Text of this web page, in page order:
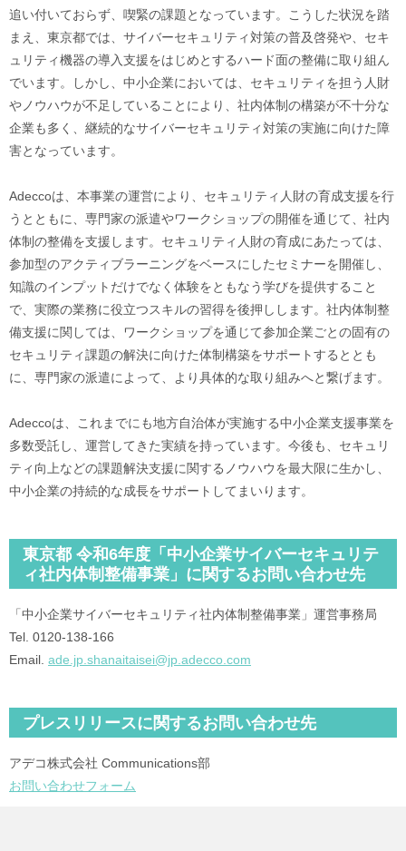
追い付いておらず、喫緊の課題となっています。こうした状況を踏
まえ、東京都では、サイバーセキュリティ対策の普及啓発や、セキ
ュリティ機器の導入支援をはじめとするハード面の整備に取り組ん
でいます。しかし、中小企業においては、セキュリティを担う人財
やノウハウが不足していることにより、社内体制の構築が不十分な
企業も多く、継続的なサイバーセキュリティ対策の実施に向けた障
害となっています。
Adeccoは、本事業の運営により、セキュリティ人財の育成支援を行
うとともに、専門家の派遣やワークショップの開催を通じて、社内
体制の整備を支援します。セキュリティ人財の育成にあたっては、
参加型のアクティブラーニングをベースにしたセミナーを開催し、
知識のインプットだけでなく体験をともなう学びを提供すること
で、実際の業務に役立つスキルの習得を後押しします。社内体制整
備支援に関しては、ワークショップを通じて参加企業ごとの固有の
セキュリティ課題の解決に向けた体制構築をサポートするととも
に、専門家の派遣によって、より具体的な取り組みへと繋げます。
Adeccoは、これまでにも地方自治体が実施する中小企業支援事業を
多数受託し、運営してきた実績を持っています。今後も、セキュリ
ティ向上などの課題解決支援に関するノウハウを最大限に生かし、
中小企業の持続的な成長をサポートしてまいります。
東京都 令和6年度「中小企業サイバーセキュリテ
ィ社内体制整備事業」に関するお問い合わせ先
「中小企業サイバーセキュリティ社内体制整備事業」運営事務局
Tel. 0120-138-166
Email. ade.jp.shanaitaisei@jp.adecco.com
プレスリリースに関するお問い合わせ先
アデコ株式会社 Communications部
お問い合わせフォーム